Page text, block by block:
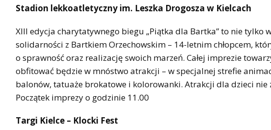
Stadion lekkoatletyczny im. Leszka Drogosza w Kielcach
XIII edycja charytatywnego biegu „Piątka dla Bartka” to nie tylko
solidarności z Bartkiem Orzechowskim – 14-letnim chłopcem,
o sprawność oraz realizację swoich marzeń. Całej imprezie
obfitować będzie w mnóstwo atrakcji – w specjalnej strefie
balonów, tatuaże brokatowe i kolorowanki. Atrakcji dla dzieci
Początek imprezy o godzinie 11.00
Targi Kielce – Klocki Fest